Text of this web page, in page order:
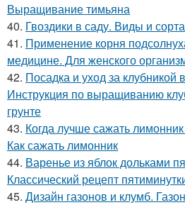
Выращивание тимьяна
40. Гвоздики в саду. Виды и
41. Применение корня
медицине. Для женского
42. Посадка и уход за клубникой
Инструкция по выращиванию
грунте
43. Когда лучше сажать
Как сажать лимонник
44. Варенье из яблок дольками
Классический рецепт
45. Дизайн газонов и клумб.